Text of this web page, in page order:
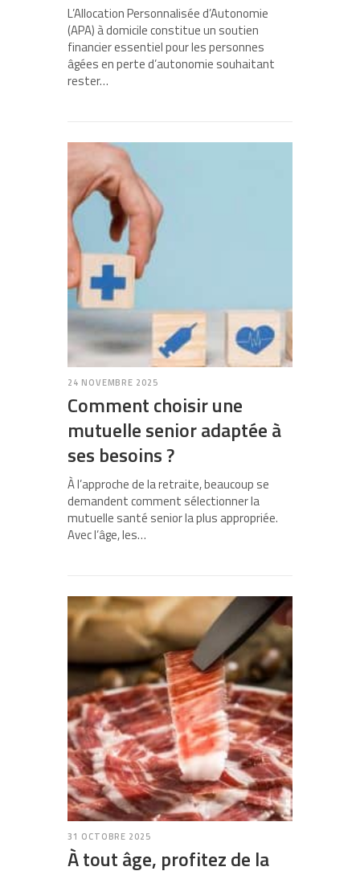
L’Allocation Personnalisée d’Autonomie
(APA) à domicile constitue un soutien
financier essentiel pour les personnes
âgées en perte d’autonomie souhaitant
rester…
24 NOVEMBRE 2025
Comment choisir une
mutuelle senior adaptée à
ses besoins ?
À l’approche de la retraite, beaucoup se
demandent comment sélectionner la
mutuelle santé senior la plus appropriée.
Avec l’âge, les…
31 OCTOBRE 2025
À tout âge, profitez de la